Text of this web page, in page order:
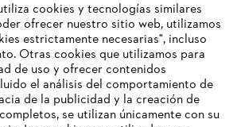
nuestras novedades!
nuestro newsletter STIHL.
cookies y tecnologías similares
ofrecer nuestro sitio web, utilizamos
estrictamente necesarias", incluso
Otras cookies que utilizamos para
de uso y ofrecer contenidos
el análisis del comportamiento de
de la publicidad y la creación de
se utilizan únicamente con su